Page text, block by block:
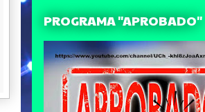
PROGRAMA "APROBADO"